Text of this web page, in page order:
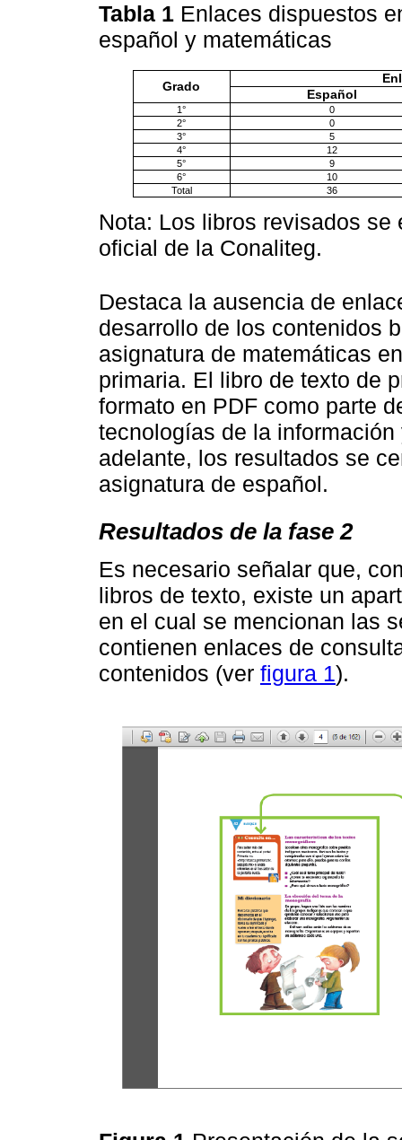
Tabla 1 Enlaces dispuestos
español y matemáticas
Grado
Español
1°
0
2°
0
3°
5
4°
12
5°
9
6°
10
Total
36
Nota: Los libros revisados
oficial de la Conaliteg.
Destaca la ausencia de
desarrollo de los contenidos
asignatura de matemáticas
primaria. El libro de texto de
formato en PDF como parte
tecnologías de la
adelante, los resultados se
asignatura de español.
Resultados de la fase 2
Es necesario señalar que,
libros de texto, existe un
en el cual se mencionan las
contienen enlaces de
contenidos (ver figura 1).